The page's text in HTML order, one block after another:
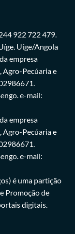
922 722 479.
Uíge/Angola
empresa
Pecúaria e
e-mail:
empresa
Pecúaria e
e-mail:
é uma partição
Promoção de
digitais.